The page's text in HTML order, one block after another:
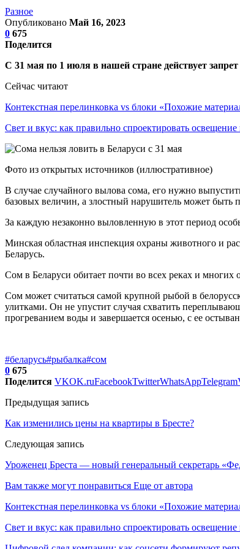
Разное
Опубликовано Май 16, 2023
0 675
Поделится
С 31 мая по 1 июля в нашей стране действует
Сейчас читают
Контекстная перелинковка vs блоки «Похожие
Свет и вкус: как правильно спроектировать
Фото из открытых источников (иллюстративное)
В случае случайного вылова сома, его нужно
базовых величин, а злостный нарушитель может быть
За каждую незаконно выловленную в этот период
Минская областная инспекция охраны животного и
Беларусь.
Сом в Беларуси обитает почти во всех реках и
Сом может считаться самой крупной рыбой в
улитками. Он не упустит случая схватить
прогреванием воды и завершается осенью, с ее
#беларусь#рыбалка#сом
0 675
Поделится VKOK.ruFacebookTwitterWhatsAppTelegram
Предыдущая запись
Как изменились цены на квартиры в Бресте?
Следующая запись
Уроженец Бреста — новый генеральный секретарь
Вам также могут понравиться Еще от автора
Контекстная перелинковка vs блоки «Похожие
Свет и вкус: как правильно спроектировать освещение